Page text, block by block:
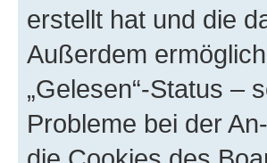
erstellt hat und die
Außerdem
„Gelesen“-Status –
Probleme bei der